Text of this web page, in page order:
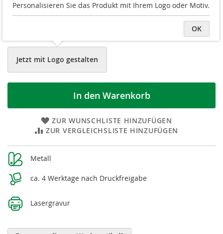
Jetzt mit Logo gestalten
In den Warenkorb
ZUR WUNSCHLISTE HINZUFÜGEN
ZUR VERGLEICHSLISTE HINZUFÜGEN
Weitere
Informationen
Metall
ca. 4 Werktage nach Druckfreigabe
Lasergravur
Personalisieren Sie das Produkt mit Ihrem Logo oder Motiv.
OK